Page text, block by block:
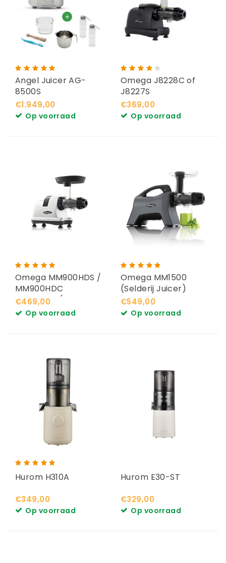
Angel Juicer AG-
8500S
€1.949,00
Op voorraad
Omega J8228C of
J8227S
€369,00
Op voorraad
Omega MM900HDS /
MM900HDC
Slowjuicer (Selderij
juicer)
€469,00
Op voorraad
Omega MM1500
(Selderij Juicer)
€549,00
Op voorraad
Hurom H310A
€349,00
Op voorraad
Hurom E30-ST
€329,00
Op voorraad